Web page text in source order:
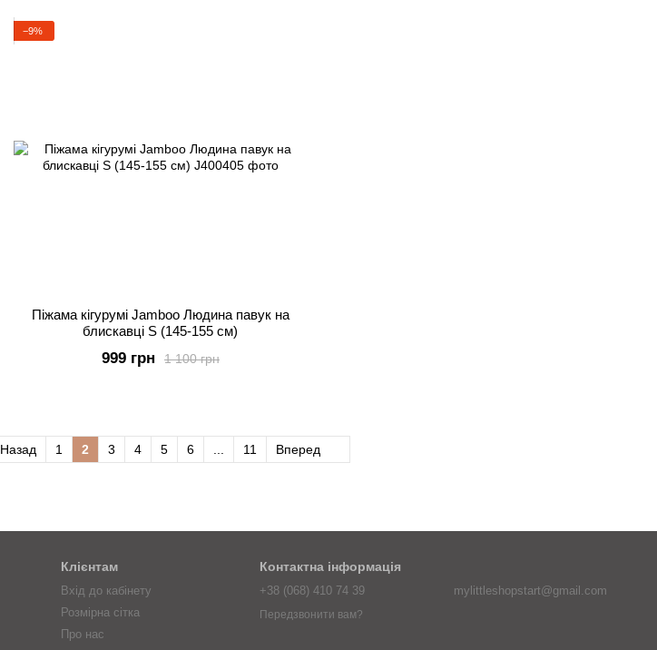
−9%
Піжама кігурумі Jamboo Людина павук на
блискавці S (145-155 см)
1 100 грн
999 грн
Назад 1 2 3 4 5 6 11 Вперед
Клієнтам
Вхід до кабінету
Розмірна сітка
Про нас
Контактна інформація
+38 (068) 410 74 39
Передзвонити вам?
mylittleshopstart@gmail.com